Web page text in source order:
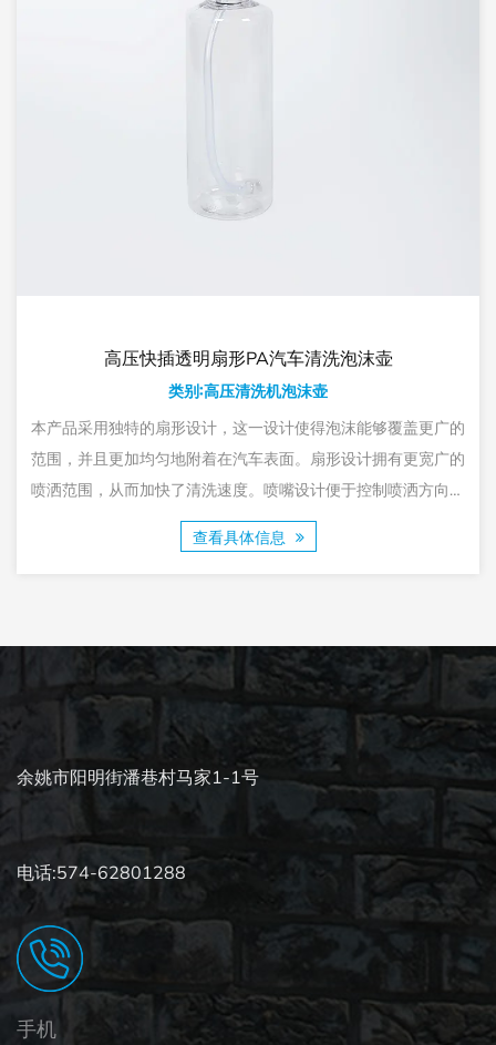
高压快插透明扇形PA汽车清洗泡沫壶
类别:高压清洗机泡沫壶
本产品采用独特的扇形设计，这一设计使得泡沫能够覆盖更广的
范围，并且更加均匀地附着在汽车表面。扇形设计拥有更宽广的
喷洒范围，从而加快了清洗速度。喷嘴设计便于控制喷洒方向和
范围，使得清洗剂能够更地喷洒到需要清洁的区域，减少了清洗
剂的浪费。这对于环保和成本控制都非常有益。
查看具体信息
余姚市阳明街潘巷村马家1-1号
电话:574-62801288
手机